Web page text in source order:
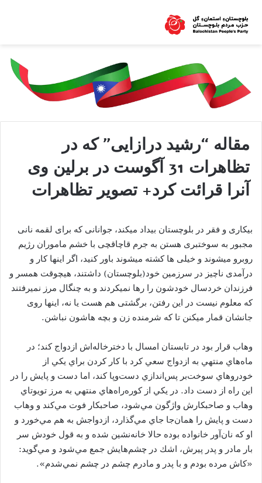
مقاله “رشید درازایی” که در
تظاهرات 31 آگوست در برلین وی
آنرا قرائت کرد+ تصویر تظاهرات
بیکاری و فقر در بلوچستان بیداد میکند، جوانانی که برای لقمه نانی
مجبور به سوختبری هستن به جرم قاچاقچی با خشم ماموران رژیم
روبرو میشوند و خیلی ها کشته میشوند باور کنید، اگر اینها کار و
درآمدی ناچیز در سرزمین خود(بلوچستان) داشتند، هیچوقت همسر و
فرزندان خردسال خودشون را رها نمیکردند و به چنگال مرز نمیرفتند
که معلوم نیست در این رفتن، برگشتی هم هست یا نه، اینها روی
جانشان قمار میکنن تا که شرمنده زن و بچه هاشون نباشن.
وهاب قرار بود در تابستان امسال با دخترخاله‌اش ازدواج كند؛ در
ماه‌هاي منتهي به ازدواج سعي كرد با كار كردن براي يكي از
خودروهاي سوخت‌بر پس‌اندازي دست‌وپا كند، اما دست و پايش را در
اين راه از دست داد. در يكي از كوره‌راه‌هاي منتهي به مرز تويوتاي
وهاب و صاحبكارش واژگون مي‌شود، صاحبكار فوت مي‌كند و وهاب
دست و پايش را همان‌جا جاي مي‌گذارد، ازدواجش به هم مي‌خورد و
او كه نان‌آور خانواده بوده حالا خانه‌نشين شده و به قول خودش سر
بار مادر و پدر پيرش، اشك در چشم‌هايش جمع مي‌شود و مي‌گويد:
«كاش مرده بودم و با پدر و مادرم چشم در چشم نمي‌شدم».